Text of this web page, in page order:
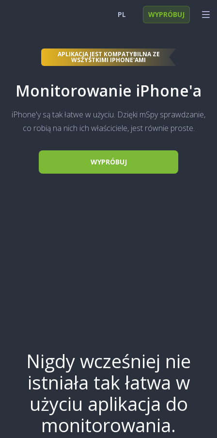
ROZWIĄZANIA
PL
English
Deutsch
Español
日本
WYPRÓBUJ
APLIKACJA JEST KOMPATYBILNA ZE
WSZYSTKIMI IPHONE'AMI
Monitorowanie iPhone'a
iPhone'y są tak łatwe w użyciu. Dzięki mSpy sprawdzanie,
co robią na nich ich właściciele, jest równie proste.
WYPRÓBUJ
Nigdy wcześniej nie
istniała tak łatwa w
użyciu aplikacja do
monitorowania.